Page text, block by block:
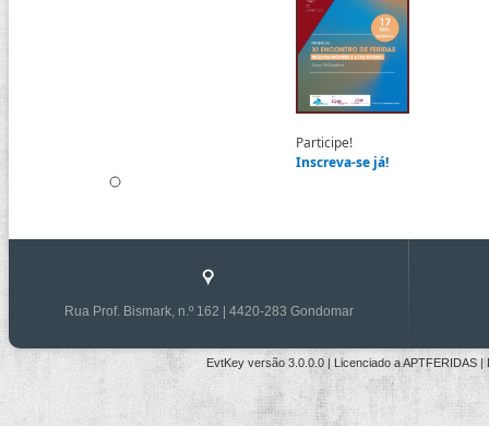
Participe!
Inscreva-se já!
Rua Prof. Bismark, n.º 162 | 4420-283 Gondomar
EvtKey versão 3.0.0.0| Licenciado aAPTFERIDAS |